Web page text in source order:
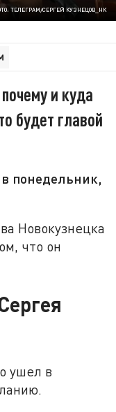
ТЕЛЕГРАМ/СЕРГЕЙ КУЗНЕЦОВ_НК
и куда
будет главой
понедельник,
Новокузнецка
что он
ушел в